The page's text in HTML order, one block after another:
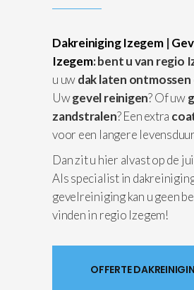
Dakreiniging Izegem|
Izegem: bent u van regio
u uwdak laten ontmossen
Uwgevel reinigen? Of uw
zandstralen? Een extra
voor een langere
Dan zit u hier alvast op de
Als specialist in
gevelreiniging kan u geen
vinden in regio Izegem!
OFFERTE